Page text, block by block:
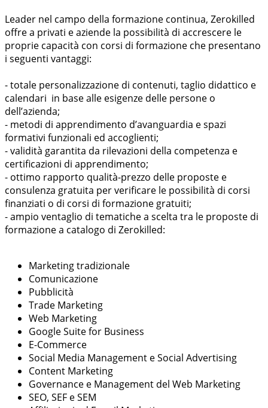
Leader nel campo della formazione continua, Zerokilled
offre a privati e aziende la possibilità di accrescere le
proprie capacità con corsi di formazione che presentano
i seguenti vantaggi:
- totale personalizzazione di contenuti, taglio didattico e
calendari in base alle esigenze delle persone o
dell’azienda;
- metodi di apprendimento d’avanguardia e spazi
formativi funzionali ed accoglienti;
- validità garantita da rilevazioni della competenza e
certificazioni di apprendimento;
- ottimo rapporto qualità-prezzo delle proposte e
consulenza gratuita per verificare le possibilità di corsi
finanziati o di corsi di formazione gratuiti;
- ampio ventaglio di tematiche a scelta tra le proposte di
formazione a catalogo di Zerokilled:
Marketing tradizionale
Comunicazione
Pubblicità
Trade Marketing
Web Marketing
Google Suite for Business
E-Commerce
Social Media Management e Social Advertising
Content Marketing
Governance e Management del Web Marketing
SEO, SEF e SEM